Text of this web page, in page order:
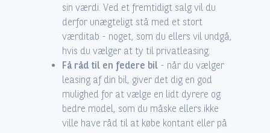
sin værdi. Ved et fremtidigt salg vil du
derfor unægteligt stå med et stort
værditab - noget, som du ellers vil undgå,
hvis du vælger at ty til privatleasing.
Få råd til en federe bil - når du vælger
leasing af din bil, giver det dig en god
mulighed for at vælge en lidt dyrere og
bedre model, som du måske ellers ikke
ville have råd til at købe kontant eller på